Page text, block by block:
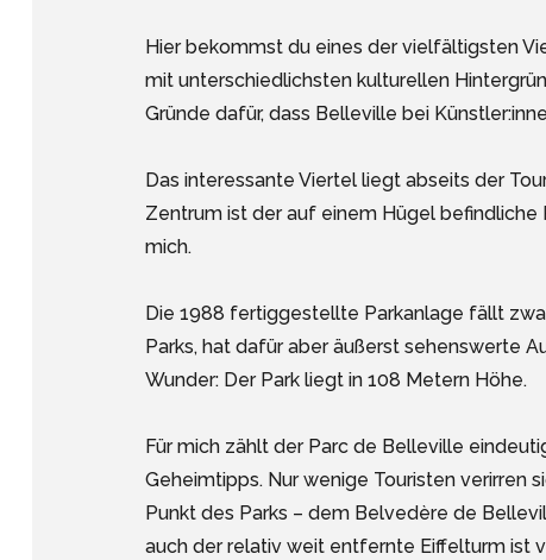
Hier bekommst du eines der vielfältigsten
mit unterschiedlichsten kulturellen
Gründe dafür, dass Belleville bei
Das interessante Viertel liegt abseits der
Zentrum ist der auf einem Hügel
mich.
Die 1988 fertiggestellte Parkanlage fällt
Parks, hat dafür aber äußerst sehenswerte
Wunder: Der Park liegt in 108 Metern Höhe.
Für mich zählt der Parc de Belleville
Geheimtipps. Nur wenige Touristen verirren
Punkt des Parks – dem Belvedère de
auch der relativ weit entfernte Eiffelturm ist